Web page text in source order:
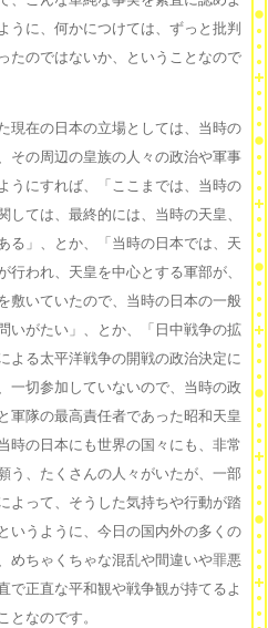
うに、何かにつけては、ずっと批判
たのではないか、ということなので
現在の日本の立場としては、当時の
その周辺の皇族の人々の政治や軍事
うにすれば、「ここまでは、当時の
ては、最終的には、当時の天皇、
る」、とか、「当時の日本では、天
行われ、天皇を中心とする軍部が、
敷いていたので、当時の日本の一般
いがたい」、とか、「日中戦争の拡
よる太平洋戦争の開戦の政治決定に
一切参加していないので、当時の政
軍隊の最高責任者であった昭和天皇
時の日本にも世界の国々にも、非常
う、たくさんの人々がいたが、一部
よって、そうした気持ちや行動が踏
いうように、今日の国内外の多くの
めちゃくちゃな混乱や間違いや罪悪
で正直な平和観や戦争観が持てるよ
となのです。